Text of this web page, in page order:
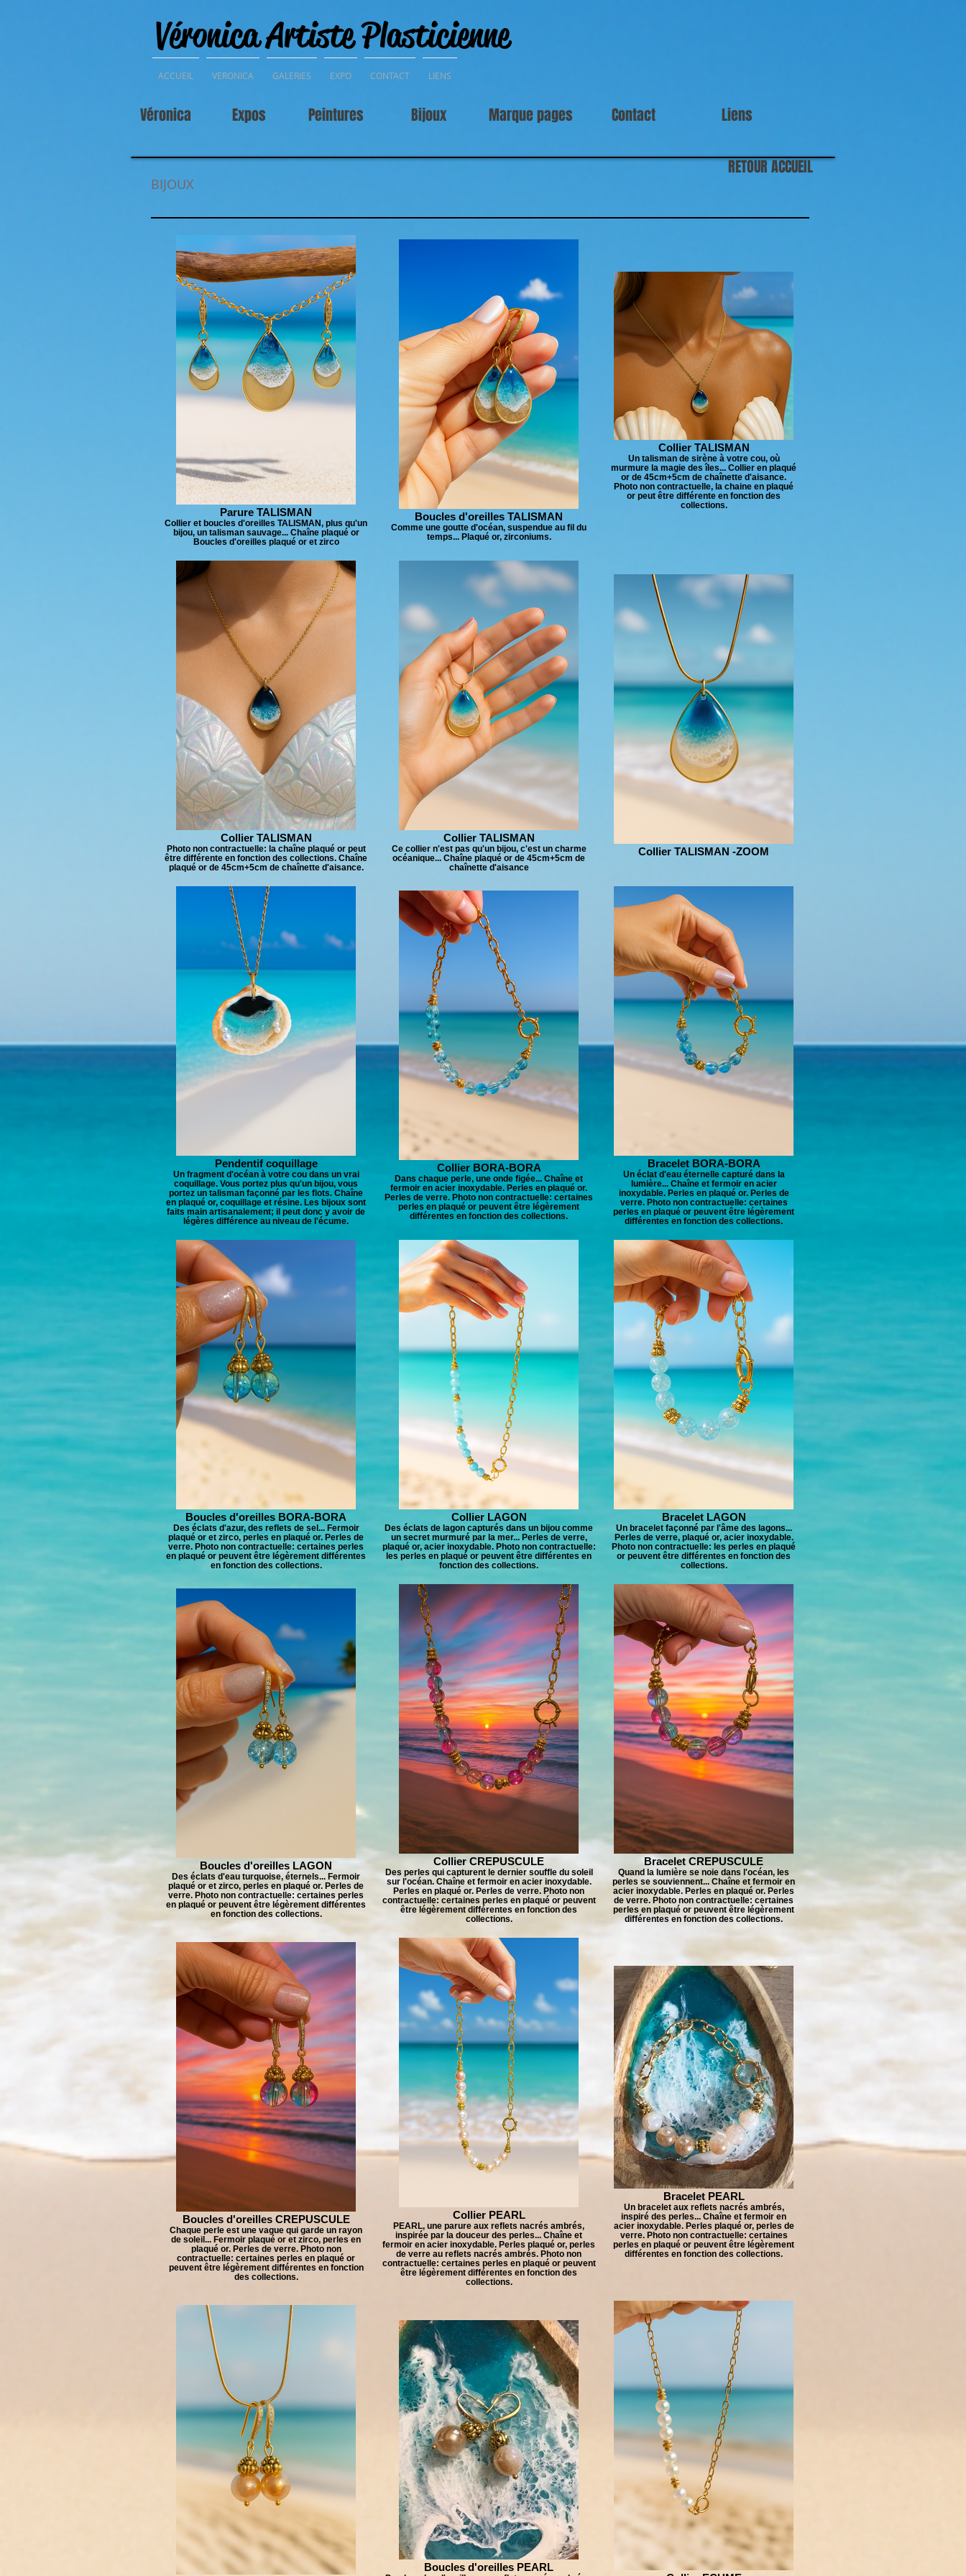
Véronica Artiste Plasticienne
Véronica Expos Peintures Bijoux Marque pages Contact Liens
BIJOUX
RETOUR ACCUEIL
Parure TALISMAN
Collier et boucles d'oreilles TALISMAN, plus qu'un
bijou, un talisman sauvage... Chaîne plaqué or
Boucles d'oreilles plaqué or et zirco
Boucles d'oreilles TALISMAN
Comme une goutte d'océan, suspendue au fil du
temps... Plaqué or, zirconiums.
Collier TALISMAN
Un talisman de sirène à votre cou, où
murmure la magie des îles... Collier en plaqué
or de 45cm+5cm de chaînette d'aisance.
Photo non contractuelle, la chaine en plaqué
or peut être différente en fonction des
collections.
Collier TALISMAN
Photo non contractuelle: la chaîne plaqué or peut
être différente en fonction des collections. Chaîne
plaqué or de 45cm+5cm de chaînette d'aisance.
Collier TALISMAN
Ce collier n'est pas qu'un bijou, c'est un charme
océanique... Chaîne plaqué or de 45cm+5cm de
chaînette d'aisance
Collier TALISMAN -ZOOM
Pendentif coquillage
Un fragment d'océan à votre cou dans un vrai
coquillage. Vous portez plus qu'un bijou, vous
portez un talisman façonné par les flots. Chaîne
en plaqué or, coquillage et résine. Les bijoux sont
faits main artisanalement; il peut donc y avoir de
légères différence au niveau de l'écume.
Collier BORA-BORA
Dans chaque perle, une onde figée... Chaîne et
fermoir en acier inoxydable. Perles en plaqué or.
Perles de verre. Photo non contractuelle: certaines
perles en plaqué or peuvent être légèrement
différentes en fonction des collections.
Bracelet BORA-BORA
Un éclat d'eau éternelle capturé dans la
lumière... Chaîne et fermoir en acier
inoxydable. Perles en plaqué or. Perles de
verre. Photo non contractuelle: certaines
perles en plaqué or peuvent être légèrement
différentes en fonction des collections.
Boucles d'oreilles BORA-BORA
Des éclats d'azur, des reflets de sel... Fermoir
plaqué or et zirco, perles en plaqué or. Perles de
verre. Photo non contractuelle: certaines perles
en plaqué or peuvent être légèrement différentes
en fonction des collections.
Collier LAGON
Des éclats de lagon capturés dans un bijou comme
un secret murmuré par la mer... Perles de verre,
plaqué or, acier inoxydable. Photo non contractuelle:
les perles en plaqué or peuvent être différentes en
fonction des collections.
Bracelet LAGON
Un bracelet façonné par l'âme des lagons...
Perles de verre, plaqué or, acier inoxydable.
Photo non contractuelle: les perles en plaqué
or peuvent être différentes en fonction des
collections.
Boucles d'oreilles LAGON
Des éclats d'eau turquoise, éternels... Fermoir
plaqué or et zirco, perles en plaqué or. Perles de
verre. Photo non contractuelle: certaines perles
en plaqué or peuvent être légèrement différentes
en fonction des collections.
Collier CREPUSCULE
Des perles qui capturent le dernier souffle du soleil
sur l'océan. Chaîne et fermoir en acier inoxydable.
Perles en plaqué or. Perles de verre. Photo non
contractuelle: certaines perles en plaqué or peuvent
être légèrement différentes en fonction des
collections.
Bracelet CREPUSCULE
Quand la lumière se noie dans l'océan, les
perles se souviennent... Chaîne et fermoir en
acier inoxydable. Perles en plaqué or. Perles
de verre. Photo non contractuelle: certaines
perles en plaqué or peuvent être légèrement
différentes en fonction des collections.
Boucles d'oreilles CREPUSCULE
Chaque perle est une vague qui garde un rayon
de soleil... Fermoir plaqué or et zirco, perles en
plaqué or. Perles de verre. Photo non
contractuelle: certaines perles en plaqué or
peuvent être légèrement différentes en fonction
des collections.
Collier PEARL
PEARL, une parure aux reflets nacrés ambrés,
inspirée par la douceur des perles... Chaîne et
fermoir en acier inoxydable. Perles plaqué or, perles
de verre au reflets nacrés ambrés. Photo non
contractuelle: certaines perles en plaqué or peuvent
être légèrement différentes en fonction des
collections.
Bracelet PEARL
Un bracelet aux reflets nacrés ambrés,
inspiré des perles... Chaîne et fermoir en
acier inoxydable. Perles plaqué or, perles de
verre. Photo non contractuelle: certaines
perles en plaqué or peuvent être légèrement
différentes en fonction des collections.
Boucles d'oreilles PEARL
ACCUEIL VERONICA GALERIES EXPO CONTACT LIENS